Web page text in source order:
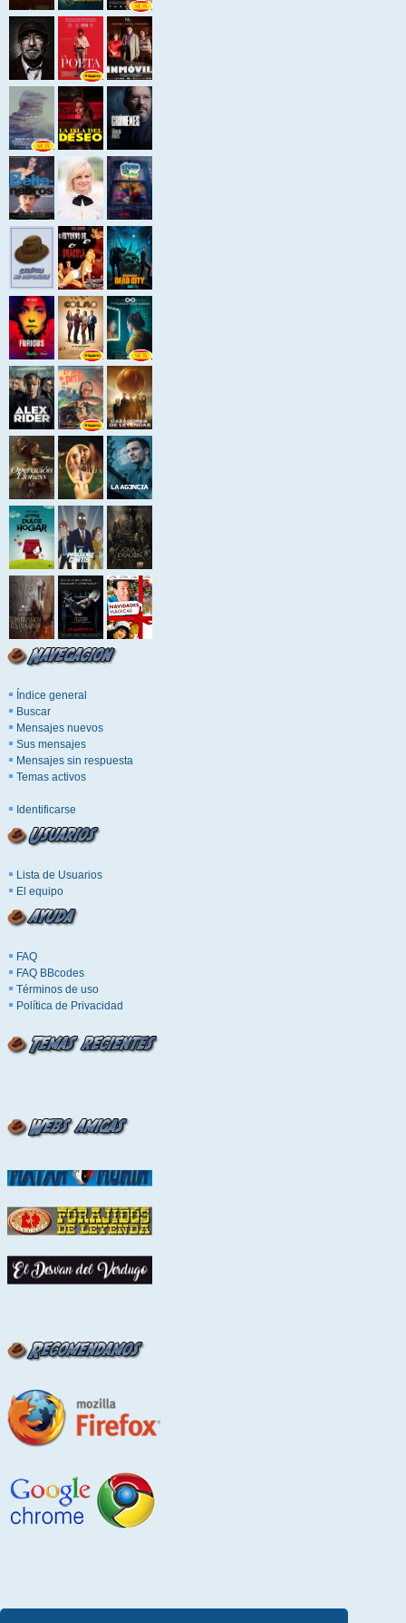
Índice general
Buscar
Mensajes nuevos
Sus mensajes
Mensajes sin respuesta
Temas activos
Identificarse
Lista de Usuarios
El equipo
FAQ
FAQ BBcodes
Términos de uso
Política de Privacidad